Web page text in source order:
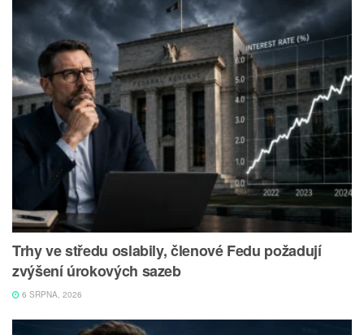
Trhy ve středu oslabily, členové Fedu požadují
zvýšení úrokových sazeb
6 SRPNA, 2026